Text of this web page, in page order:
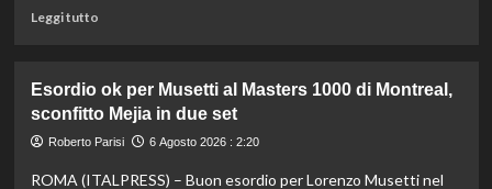
Leggi tuttoLeggi
La
Juventus
piega
Chelsea
Esordio ok per Musetti al Masters 1000 di Montreal,
sconfitto Mejia in due set
Roberto Parisi 6 Agosto 2026 : 2:20
ROMA (ITALPRESS) – Buon esordio per Lorenzo Musetti nel